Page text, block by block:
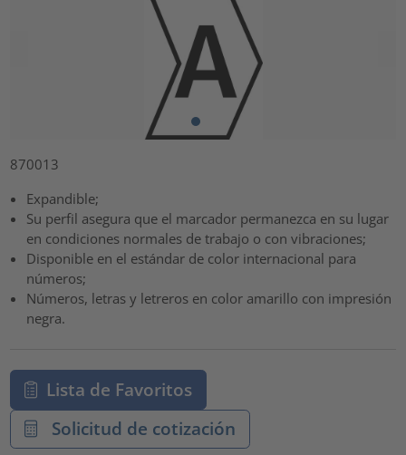
870013
Expandible;
Su perfil asegura que el marcador permanezca en su lugar
en condiciones normales de trabajo o con vibraciones;
Disponible en el estándar de color internacional para
números;
Números, letras y letreros en color amarillo con impresión
negra.
Lista de Favoritos
Solicitud de cotización